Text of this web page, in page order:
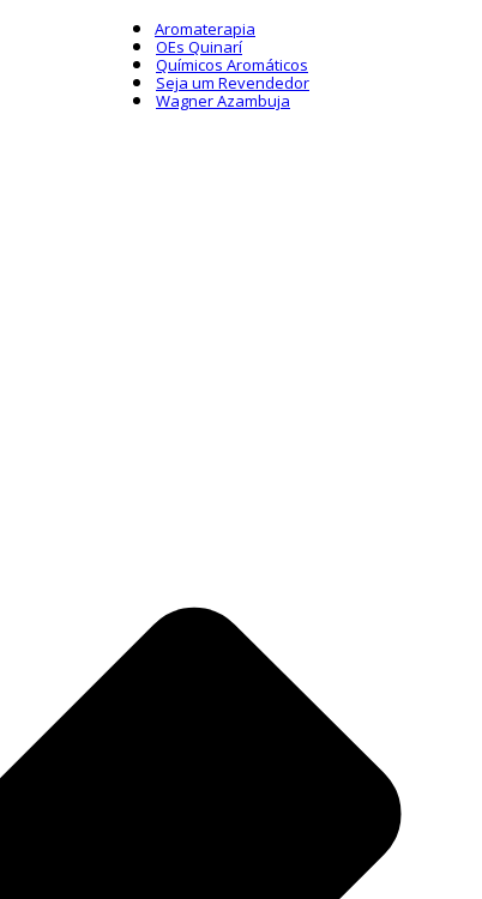
Aromaterapia
OEs Quinarí
Químicos Aromáticos
Seja um Revendedor
Wagner Azambuja